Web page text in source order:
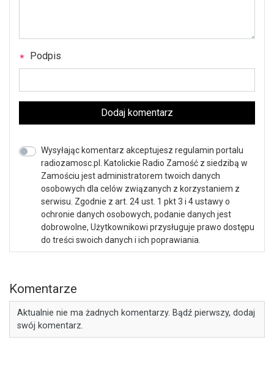
Podpis
Dodaj komentarz
Wysyłając komentarz akceptujesz regulamin portalu
radiozamosc.pl. Katolickie Radio Zamość z siedzibą w
Zamościu jest administratorem twoich danych
osobowych dla celów związanych z korzystaniem z
serwisu. Zgodnie z art. 24 ust. 1 pkt 3 i 4 ustawy o
ochronie danych osobowych, podanie danych jest
dobrowolne, Użytkownikowi przysługuje prawo dostępu
do treści swoich danych i ich poprawiania.
Komentarze
Aktualnie nie ma żadnych komentarzy. Bądź pierwszy, dodaj
swój komentarz.